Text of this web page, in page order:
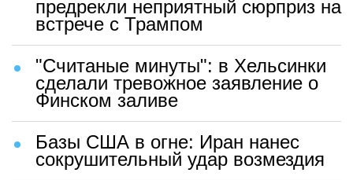
предрекли неприятный сюрприз на
встрече с Трампом
"Считаные минуты": в Хельсинки
сделали тревожное заявление о
Финском заливе
Базы США в огне: Иран нанес
сокрушительный удар возмездия